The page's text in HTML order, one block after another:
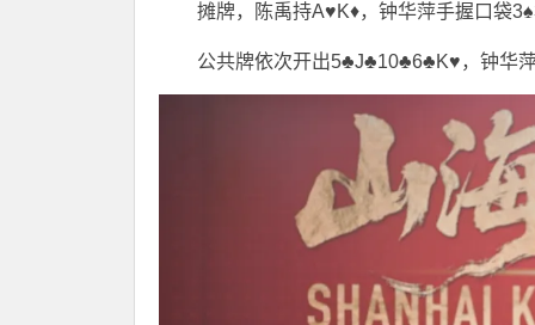
摊牌，陈禹持A♥K♦，钟华萍手握口袋
公共牌依次开出5♣J♣10♣6♣K♥，钟华